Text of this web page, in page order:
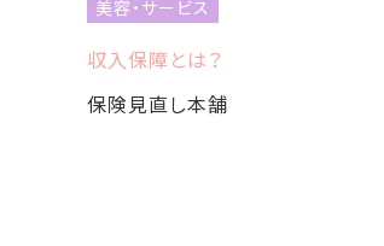
美容・サービス
収入保障とは？
保険見直し本舗